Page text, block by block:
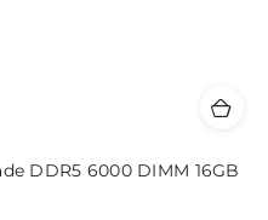
DDR5 6000 DIMM 16GB